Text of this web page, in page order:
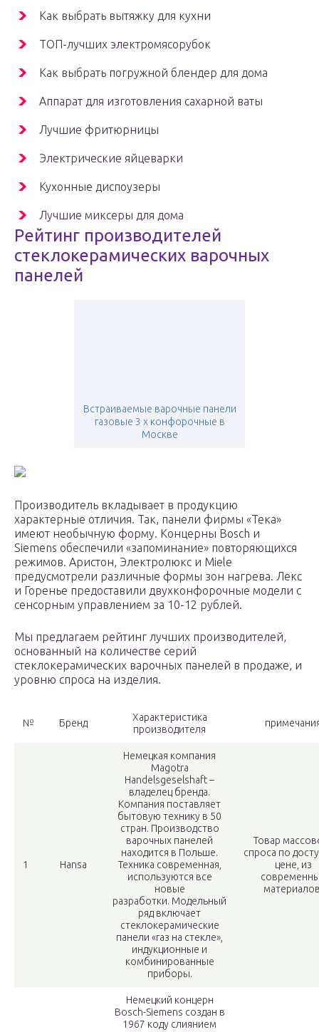
Как выбрать вытяжку для кухни
ТОП-лучших электромясорубок
Как выбрать погружной блендер для дома
Аппарат для изготовления сахарной ваты
Лучшие фритюрницы
Электрические яйцеварки
Кухонные диспоузеры
Лучшие миксеры для дома
Рейтинг производителей
стеклокерамических варочных
панелей
Встраиваемые варочные панели
газовые 3 х конфорочные в
Москве
Производитель вкладывает в продукцию
характерные отличия. Так, панели фирмы «Тека»
имеют необычную форму. Концерны Bosch и
Siemens обеспечили «запоминание» повторяющихся
режимов. Аристон, Электролюкс и Miele
предусмотрели различные формы зон нагрева. Лекс
и Горенье предоставили двухконфорочные модели с
сенсорным управлением за 10-12 рублей.
Мы предлагаем рейтинг лучших производителей,
основанный на количестве серий
стеклокерамических варочных панелей в продаже, и
уровню спроса на изделия.
№ Бренд
Характеристика
производителя
1 Hansa
Немецкая компания
Magotra
Handelsgeselshaft –
владелец бренда.
Компания поставляет
бытовую технику в 50
стран. Производство
варочных панелей
находится в Польше.
Техника современная,
используются все
новые
разработки. Модельный
ряд включает
стеклокерамические
панели «газ на стекле»,
индукционные и
комбинированные
приборы.
Товар
спроса по
цене, из
Немецкий концерн
Bosch-Siemens создан в
1967 коду слиянием